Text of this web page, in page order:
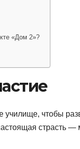
«Дом 2»?
чтобы
страсть —